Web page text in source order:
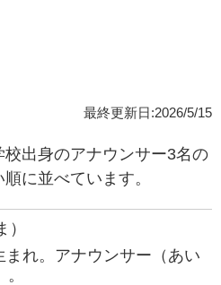
最終更新日:2026/5/15
出身のアナウンサー3名の
に並べています。
）
まれ。アナウンサー（あい